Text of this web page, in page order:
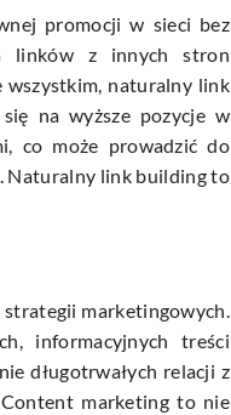
promocji w sieci bez
linków z innych stron
wszystkim, naturalny link
na wyższe pozycje w
co może prowadzić do
Naturalny link building to
marketingowych.
informacyjnych treści
długotrwałych relacji z
Content marketing to nie